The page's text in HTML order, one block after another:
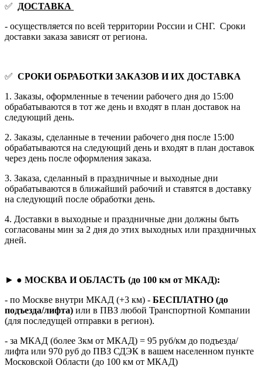
✅
ДОСТАВКА
- осуществляется по всей территории России и СНГ. Сроки
доставки заказа зависят от региона.
✅ СРОКИ ОБРАБОТКИ ЗАКАЗОВ И ИХ ДОСТАВКА
1. Заказы, оформленные в течении рабочего дня до 15:00
обрабатываются в тот же день и входят в план доставок на
следующий день.
2. Заказы, сделанные в течении рабочего дня после 15:00
обрабатываются на следующий день и входят в план доставок
через день после оформления заказа.
3. Заказа, сделанный в праздничные и выходные дни
обрабатываются в ближайший рабочий и ставятся в доставку
на следующий после обработки день.
4. Доставки в выходные и праздничные дни должны быть
согласованы мин за 2 дня до этих выходных или праздничных
дней.
► ● МОСКВА И ОБЛАСТЬ (до 100 км от МКАД):
- по Москве внутри МКАД (+3 км) - БЕСПЛАТНО (до
подъезда/лифта) или в ПВЗ любой Транспортной Компании
(для последущей отправки в регион).
- за МКАД (более 3км от МКАД) = 95 руб/км до подъезда/
лифта или 970 руб до ПВЗ СДЭК в вашем населенном пункте
Московской Области (до 100 км от МКАД)